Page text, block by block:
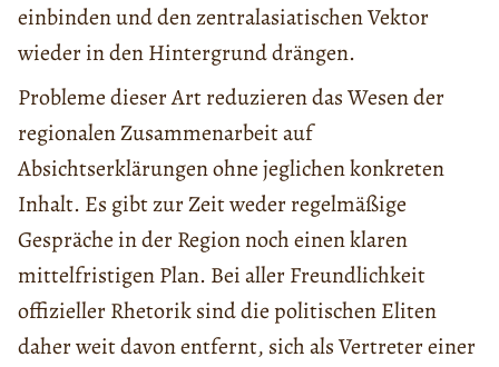
einbinden und den zentralasiatischen Vektor
wieder in den Hintergrund drängen.
Probleme dieser Art reduzieren das Wesen der
regionalen Zusammenarbeit auf
Absichtserklärungen ohne jeglichen konkreten
Inhalt. Es gibt zur Zeit weder regelmäßige
Gespräche in der Region noch einen klaren
mittelfristigen Plan. Bei aller Freundlichkeit
offizieller Rhetorik sind die politischen Eliten
daher weit davon entfernt, sich als Vertreter einer